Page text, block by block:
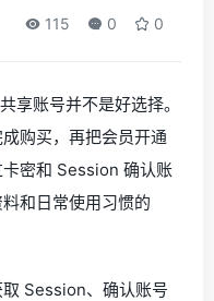
115 0 0
享账号并不是好选择。
购买，再把会员开通
密和 Session 确认账
和日常使用习惯的
Session、确认账号